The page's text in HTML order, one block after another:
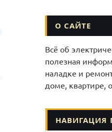
О САЙТЕ
Всё об
полезная
наладке и
доме, квартире,
НАВИГАЦИЯ